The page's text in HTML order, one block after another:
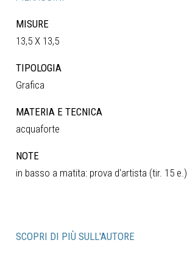
MISURE
13,5 X 13,5
TIPOLOGIA
Grafica
MATERIA E TECNICA
acquaforte
NOTE
in basso a matita: prova d‘artista (tir. 15 e.)
SCOPRI DI PIÙ SULL'AUTORE